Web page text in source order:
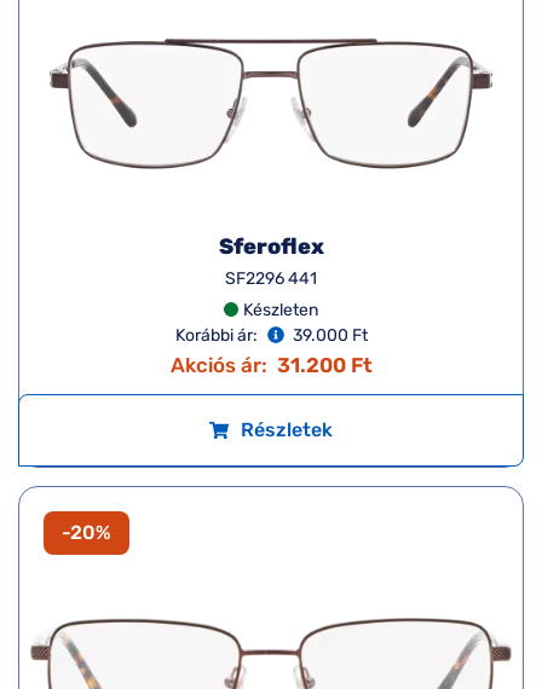
Sferoflex
SF2296 441
Készleten
Korábbi ár:
39.000 Ft
Akciós ár: 31.200 Ft
Részletek
-20%